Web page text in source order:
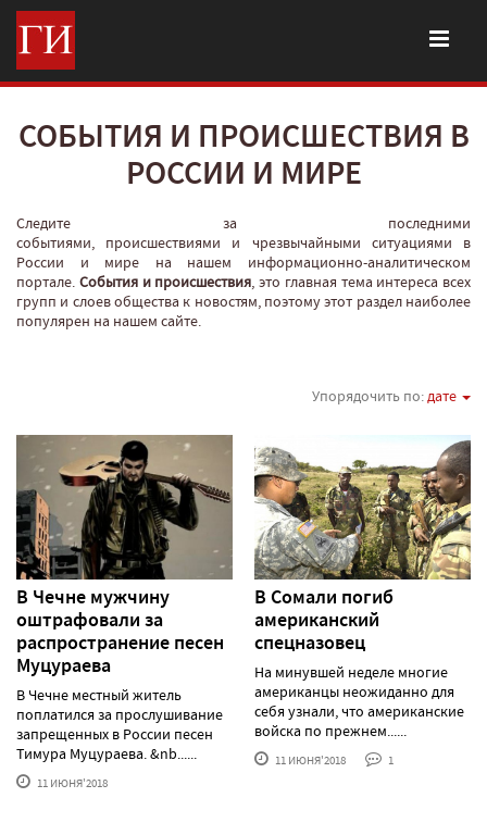
СОБЫТИЯ И ПРОИСШЕСТВИЯ В
РОССИИ И МИРЕ
Следите за последними
событиями, происшествиями и чрезвычайными ситуациями в
России и мире на нашем информационно-аналитическом
портале. События и происшествия, это главная тема интереса всех
групп и слоев общества к новостям, поэтому этот раздел наиболее
популярен на нашем сайте.
Упорядочить по:дате
В Чечне мужчину
оштрафовали за
распространение песен
Муцураева
В Чечне местный житель
поплатился за прослушивание
запрещенных в России песен
Тимура Муцураева. &nb......
11 ИЮНЯ'2018
В Сомали погиб
американский
спецназовец
На минувшей неделе многие
американцы неожиданно для
себя узнали, что американские
войска по прежнем......
11 ИЮНЯ'2018 1